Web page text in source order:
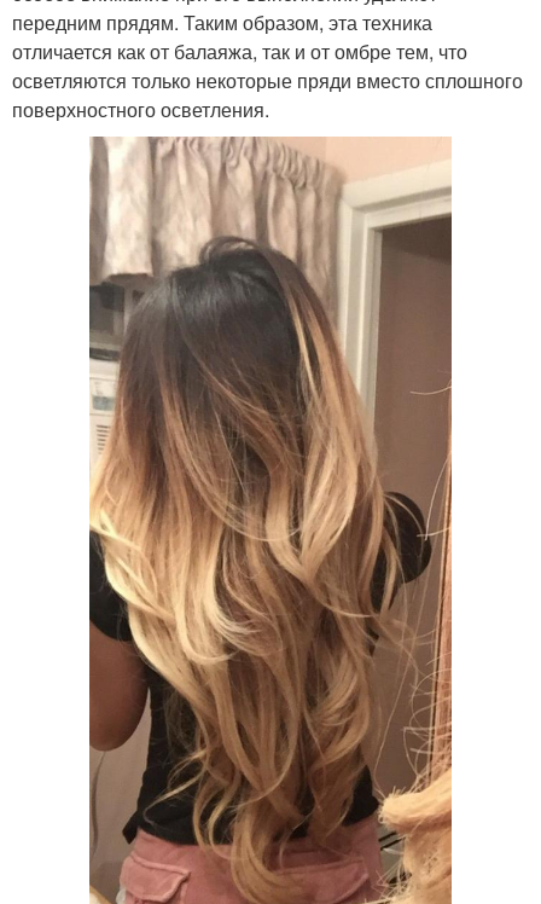
передним прядям. Таким образом, эта техника
отличается как от балаяжа, так и от омбре тем, что
осветляются только некоторые пряди вместо сплошного
поверхностного осветления.